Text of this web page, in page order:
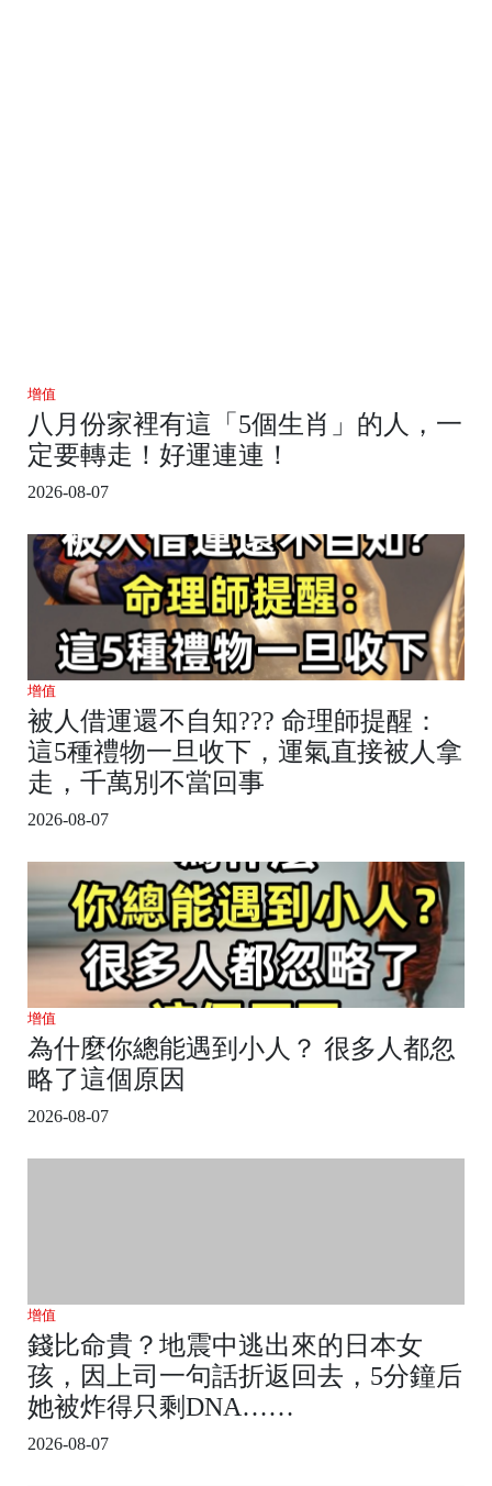
增值
八月份家裡有這「5個生肖」的人，一
定要轉走！好運連連！
2026-08-07
增值
被人借運還不自知??? 命理師提醒：
這5種禮物一旦收下，運氣直接被人拿
走，千萬別不當回事
2026-08-07
增值
為什麼你總能遇到小人？ 很多人都忽
略了這個原因
2026-08-07
增值
錢比命貴？地震中逃出來的日本女
孩，因上司一句話折返回去，5分鐘后
她被炸得只剩DNA……
2026-08-07